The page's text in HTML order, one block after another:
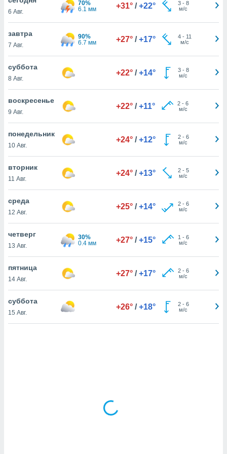
действия
на веб-
основе.
нашей
cookie
в
ВЫ
равно
нашим
6 Авг.
70%
6.1 мм
+31° / +22° 3- 8
м/с
завтра
7 Авг.
90%
6.7 мм
+27° / +17° 4- 11
м/с
суббота
8 Авг.
+22° / +14° 3- 8
м/с
воскресенье
9 Авг.
+22° / +11° 2 -6
м/с
понедельник
10 Авг.
+24° / +12° 2- 6
м/с
вторник
11 Авг.
+24° / +13° 2- 5
м/с
среда
12 Авг.
+25° / +14° 2- 6
м/с
четверг
13 Авг.
30%
0.4 мм
+27° / +15° 1 - 6
м/с
пятница
14 Авг.
+27° / +17° 2- 6
м/с
суббота
15 Авг.
+26° / +18° 2- 6
м/с